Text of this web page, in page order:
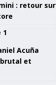
: retour sur
Acuña
et